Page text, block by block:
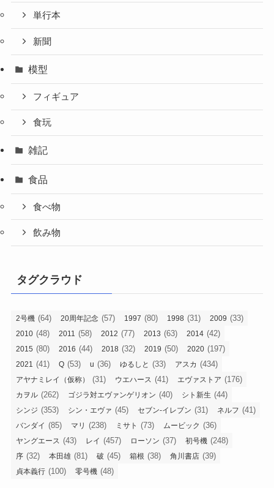
単行本
新聞
模型
フィギュア
食玩
雑記
食品
食べ物
飲み物
タグクラウド
2号機 (64) 20周年記念 (57) 1997 (80) 1998 (31) 2009 (33)
2010 (48) 2011 (58) 2012 (77) 2013 (63) 2014 (42)
2015 (80) 2016 (44) 2018 (32) 2019 (50) 2020 (197)
2021 (41) Q (53) u (36) ゆるしと (33) アスカ (434)
アヤナミレイ（仮称） (31) ウエハース (41) エヴァストア (176)
カヲル (262) ゴジラ対エヴァンゲリオン (40) シト新生 (44)
シンジ (353) シン・エヴァ (45) セブン-イレブン (31) ネルフ (41)
バンダイ (85) マリ (238) ミサト (73) ムービック (36)
ヤングエース (43) レイ (457) ローソン (37) 初号機 (248)
序 (32) 本田雄 (81) 破 (45) 箱根 (38) 角川書店 (39)
貞本義行 (100) 零号機 (48)